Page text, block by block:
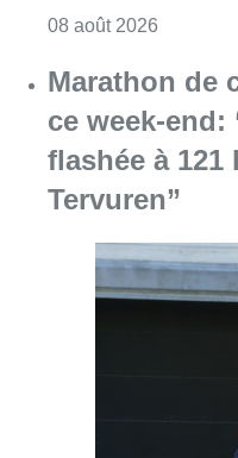
08 août 2026
Marathon de
ce week-end:
flashée à 121
Tervuren”